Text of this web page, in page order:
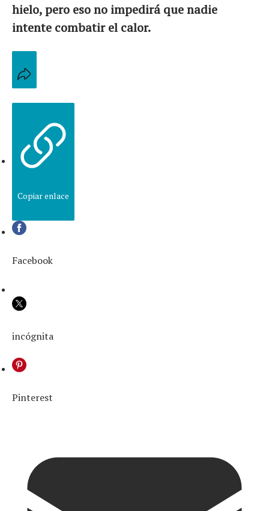
hielo, pero eso no impedirá que nadie
intente combatir el calor.
Copiar enlace
Facebook
incógnita
Pinterest